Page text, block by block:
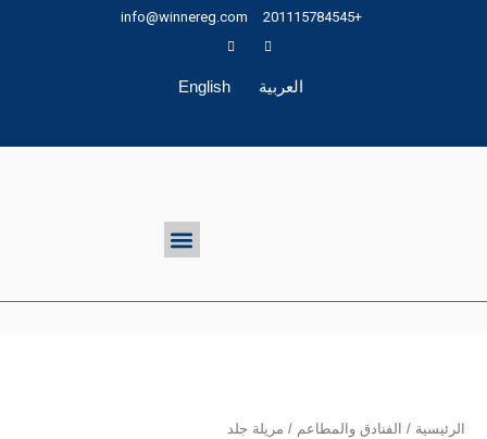
+201115784545
info@winnereg.com
العربية English
Menu
الرئيسية / الفنادق والمطاعم / مريلة جلد